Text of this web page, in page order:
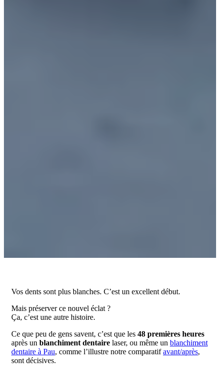
Vos dents sont plus blanches. C’est un excellent début.
Mais préserver ce nouvel éclat ?
Ça, c’est une autre histoire.
Ce que peu de gens savent, c’est que les 48 premières heures
après un blanchiment dentaire laser, ou même un blanchiment
dentaire à Pau, comme l’illustre notre comparatifavant/après,
sont décisives.